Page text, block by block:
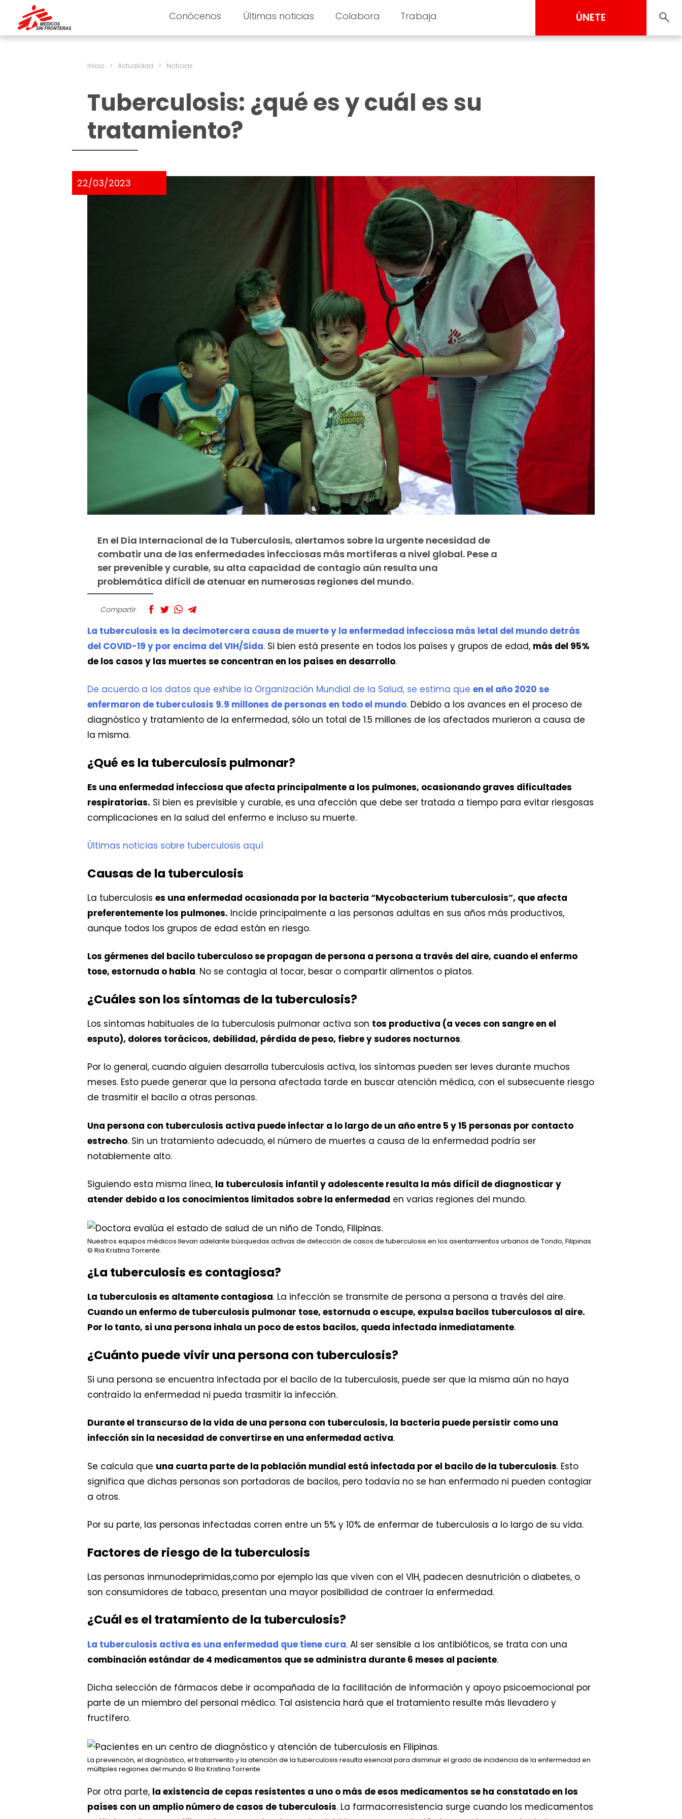
Conócenos Últimas noticias Colabora Trabaja ÚNETE
Inicio > Actualidad > Noticias
Tuberculosis: ¿qué es y cuál es su
tratamiento?
22/03/2023
En el Día Internacional de la Tuberculosis, alertamos sobre la urgente necesidad de
combatir una de las enfermedades infecciosas más mortíferas a nivel global. Pese a
ser prevenible y curable, su alta capacidad de contagio aún resulta una
problemática difícil de atenuar en numerosas regiones del mundo.
Compartir
La tuberculosis es la decimotercera causa de muerte y la enfermedad infecciosa más letal del mundo detrás
del COVID-19 y por encima del VIH/Sida. Si bien está presente en todos los países y grupos de edad, más del 95%
de los casos y las muertes se concentran en los países en desarrollo.
De acuerdo a los datos que exhibe la Organización Mundial de la Salud, se estima que en el año 2020 se
enfermaron de tuberculosis 9.9 millones de personas en todo el mundo. Debido a los avances en el proceso de
diagnóstico y tratamiento de la enfermedad, sólo un total de 1.5 millones de los afectados murieron a causa de
la misma.
¿Qué es la tuberculosis pulmonar?
Es una enfermedad infecciosa que afecta principalmente a los pulmones, ocasionando graves dificultades
respiratorias. Si bien es previsible y curable, es una afección que debe ser tratada a tiempo para evitar riesgosas
complicaciones en la salud del enfermo e incluso su muerte.
Últimas noticias sobre tuberculosis aquí
Causas de la tuberculosis
La tuberculosis es una enfermedad ocasionada por la bacteria “Mycobacterium tuberculosis”, que afecta
preferentemente los pulmones. Incide principalmente a las personas adultas en sus años más productivos,
aunque todos los grupos de edad están en riesgo.
Los gérmenes del bacilo tuberculoso se propagan de persona a persona a través del aire, cuando el enfermo
tose, estornuda o habla. No se contagia al tocar, besar o compartir alimentos o platos.
¿Cuáles son los síntomas de la tuberculosis?
Los síntomas habituales de la tuberculosis pulmonar activa son tos productiva (a veces con sangre en el
esputo), dolores torácicos, debilidad, pérdida de peso, fiebre y sudores nocturnos.
Por lo general, cuando alguien desarrolla tuberculosis activa, los síntomas pueden ser leves durante muchos
meses. Esto puede generar que la persona afectada tarde en buscar atención médica, con el subsecuente riesgo
de trasmitir el bacilo a otras personas.
Una persona con tuberculosis activa puede infectar a lo largo de un año entre 5 y 15 personas por contacto
estrecho. Sin un tratamiento adecuado, el número de muertes a causa de la enfermedad podría ser
notablemente alto.
Siguiendo esta misma línea, la tuberculosis infantil y adolescente resulta la más difícil de diagnosticar y
atender debido a los conocimientos limitados sobre la enfermedad en varias regiones del mundo.
Nuestros equipos médicos llevan adelante búsquedas activas de detección de casos de tuberculosis en los asentamientos urbanos de Tondo, Filipinas
© Ria Kristina Torrente.
¿La tuberculosis es contagiosa?
La tuberculosis es altamente contagiosa. La infección se transmite de persona a persona a través del aire.
Cuando un enfermo de tuberculosis pulmonar tose, estornuda o escupe, expulsa bacilos tuberculosos al aire.
Por lo tanto, si una persona inhala un poco de estos bacilos, queda infectada inmediatamente.
¿Cuánto puede vivir una persona con tuberculosis?
Si una persona se encuentra infectada por el bacilo de la tuberculosis, puede ser que la misma aún no haya
contraído la enfermedad ni pueda trasmitir la infección.
Durante el transcurso de la vida de una persona con tuberculosis, la bacteria puede persistir como una
infección sin la necesidad de convertirse en una enfermedad activa.
Se calcula que una cuarta parte de la población mundial está infectada por el bacilo de la tuberculosis. Esto
significa que dichas personas son portadoras de bacilos, pero todavía no se han enfermado ni pueden contagiar
a otros.
Por su parte, las personas infectadas corren entre un 5% y 10% de enfermar de tuberculosis a lo largo de su vida.
Factores de riesgo de la tuberculosis
Las personas inmunodeprimidas,como por ejemplo las que viven con el VIH, padecen desnutrición o diabetes, o
son consumidores de tabaco, presentan una mayor posibilidad de contraer la enfermedad.
¿Cuál es el tratamiento de la tuberculosis?
La tuberculosis activa es una enfermedad que tiene cura. Al ser sensible a los antibióticos, se trata con una
combinación estándar de 4 medicamentos que se administra durante 6 meses al paciente.
Dicha selección de fármacos debe ir acompañada de la facilitación de información y apoyo psicoemocional por
parte de un miembro del personal médico. Tal asistencia hará que el tratamiento resulte más llevadero y
fructífero.
La prevención, el diagnóstico, el tratamiento y la atención de la tuberculosis resulta esencial para disminuir el grado de incidencia de la enfermedad en
múltiples regiones del mundo © Ria Kristina Torrente.
Por otra parte, la existencia de cepas resistentes a uno o más de esos medicamentos se ha constatado en los
países con un amplio número de casos de tuberculosis. La farmacorresistencia surge cuando los medicamentos